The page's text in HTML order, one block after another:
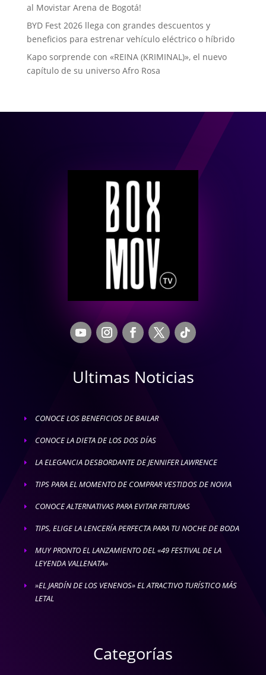
al Movistar Arena de Bogotá!
BYD Fest 2026 llega con grandes descuentos y
beneficios para estrenar vehículo eléctrico o híbrido
Kapo sorprende con «REINA (KRIMINAL)», el nuevo
capítulo de su universo Afro Rosa
Ultimas Noticias
E CONOCE LOS BENEFICIOS DE BAILAR
E CONOCE LA DIETA DE LOS DOS DÍAS
E LA ELEGANCIA DESBORDANTE DE JENNIFER LAWRENCE
E TIPS PARA EL MOMENTO DE COMPRAR VESTIDOS DE NOVIA
E CONOCE ALTERNATIVAS PARA EVITAR FRITURAS
E TIPS, ELIGE LA LENCERÍA PERFECTA PARA TU NOCHE DE BODA
E
MUY PRONTO EL LANZAMIENTO DEL «49 FESTIVAL DE LA
LEYENDA VALLENATA»
E
»EL JARDÍN DE LOS VENENOS» EL ATRACTIVO TURÍSTICO MÁS
LETAL
Categorías